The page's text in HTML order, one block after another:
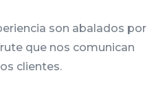
son abalados por
que nos comunican
clientes.